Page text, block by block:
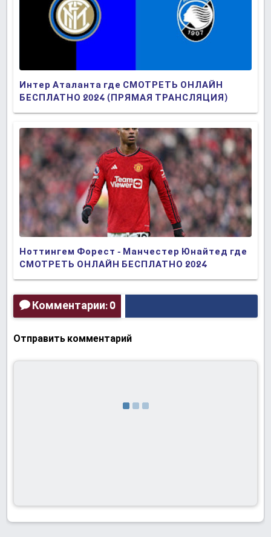
Интер Аталанта где СМОТРЕТЬ ОНЛАЙН
БЕСПЛАТНО 2024 (ПРЯМАЯ ТРАНСЛЯЦИЯ)
Ноттингем Форест - Манчестер Юнайтед где
СМОТРЕТЬ ОНЛАЙН БЕСПЛАТНО 2024
(ПРЯМАЯ ТРАНСЛЯЦИЯ)
Комментарии: 0
Отправить комментарий